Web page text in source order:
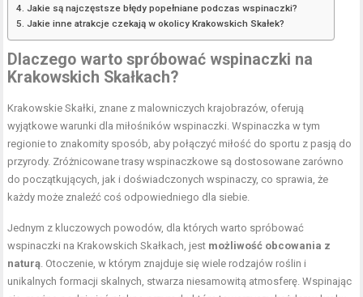
Jakie są najczęstsze błędy popełniane podczas wspinaczki?
Jakie inne atrakcje czekają w okolicy Krakowskich Skałek?
Dlaczego warto spróbować wspinaczki na
Krakowskich Skałkach?
Krakowskie Skałki, znane z malowniczych krajobrazów, oferują
wyjątkowe warunki dla miłośników wspinaczki. Wspinaczka w tym
regionie to znakomity sposób, aby połączyć miłość do sportu z pasją do
przyrody. Zróżnicowane trasy wspinaczkowe są dostosowane zarówno
do początkujących, jak i doświadczonych wspinaczy, co sprawia, że
każdy może znaleźć coś odpowiedniego dla siebie.
Jednym z kluczowych powodów, dla których warto spróbować
wspinaczki na Krakowskich Skałkach, jest możliwość obcowania z
naturą. Otoczenie, w którym znajduje się wiele rodzajów roślin i
unikalnych formacji skalnych, stwarza niesamowitą atmosferę. Wspinając